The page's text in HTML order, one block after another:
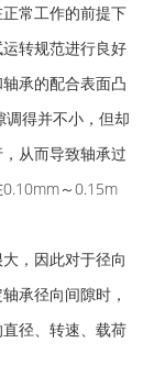
常工作的前提下
转规范进行良好
承的配合表面凸
调得并不小，但却
从而导致轴承过
～0.15m
，因此对于径向
承径向间隙时，
径、转速、载荷